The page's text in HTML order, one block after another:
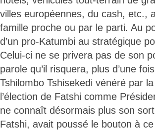
villes européennes, du cash, etc.,
famille proche ou par le parti. Au
d’un pro-Katumbi au stratégique
Celui-ci ne se privera pas de son
parole qu’il risquera, plus d’une
Tshilombo Tshisekedi vénéré par
l’élection de Fatshi comme
ne connaît désormais plus son
Fatshi, avait poussé le bouton à